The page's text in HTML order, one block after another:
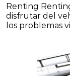
Renting
disfrutar del
los problemas